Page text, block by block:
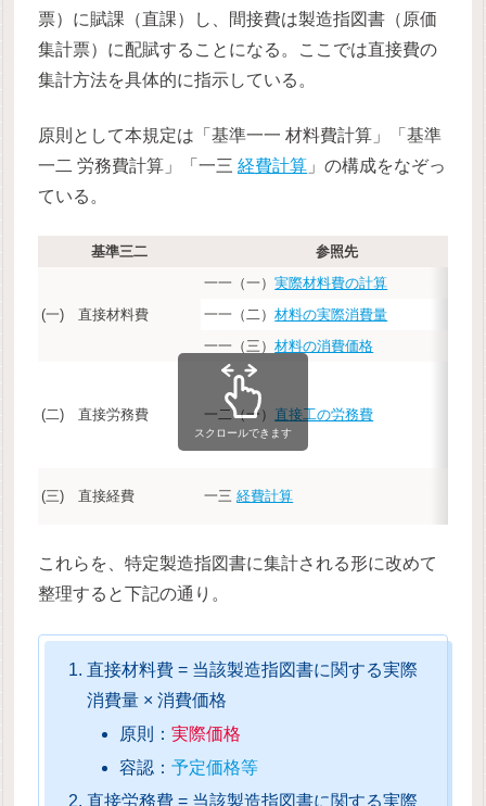
票）に賦課（直課）し、間接費は製造指図書（原価
集計票）に配賦することになる。ここでは直接費の
集計方法を具体的に指示している。
原則として本規定は「基準一一 材料費計算」「基準
一二 労務費計算」「一三経費計算 」の構成をなぞっ
ている。
基準三二 参照先
(一) 直接材料費
一一（一）実際材料費の計算
一一（二）材料の実際消費量
一一（三）材料の消費価格
(二) 直接労務費 一二（一） 直接工の労務費
(三) 直接経費 一三経費計算
スクロールできます
これらを、特定製造指図書に集計される形に改めて
整理すると下記の通り。
直接材料費 = 当該製造指図書に関する実際
消費量 × 消費価格
原則： 実際価格
容認： 予定価格等
直接労務費 = 当該製造指図書に関する実際